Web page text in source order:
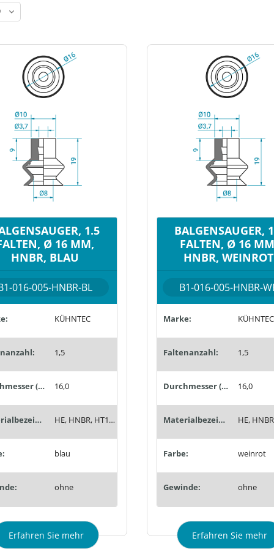
1.5
Ø 16 MM,
HNBR, BLAU
016-005-HNBR-BL
KÜHNTEC
1,5
Durchmesser (mm): 16,0
Materialbezeichnung: HE, HNBR, HT1, Siton®, Tempaflex, Therban®, Thermalon®
blau
ohne
Erfahren Sie mehr
BALGENSAUGER,
FALTEN, Ø 16
HNBR, WEINROT
B1-016-005-HNBR-
Marke: KÜHNTEC
Faltenanzahl: 1,5
Durchmesser (mm): 16,0
Materialbezeichnung:
Farbe: weinrot
Gewinde: ohne
Erfahren Sie mehr